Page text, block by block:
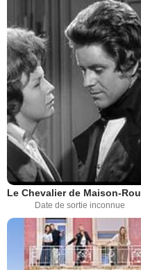
Date de sortie inconnue